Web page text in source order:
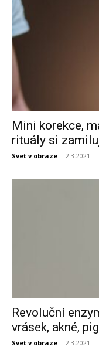
Mini korekce,
rituály si
Svet v obraze - 2.3.2021
Revoluční
vrásek, akné,
Svet v obraze - 2.3.2021